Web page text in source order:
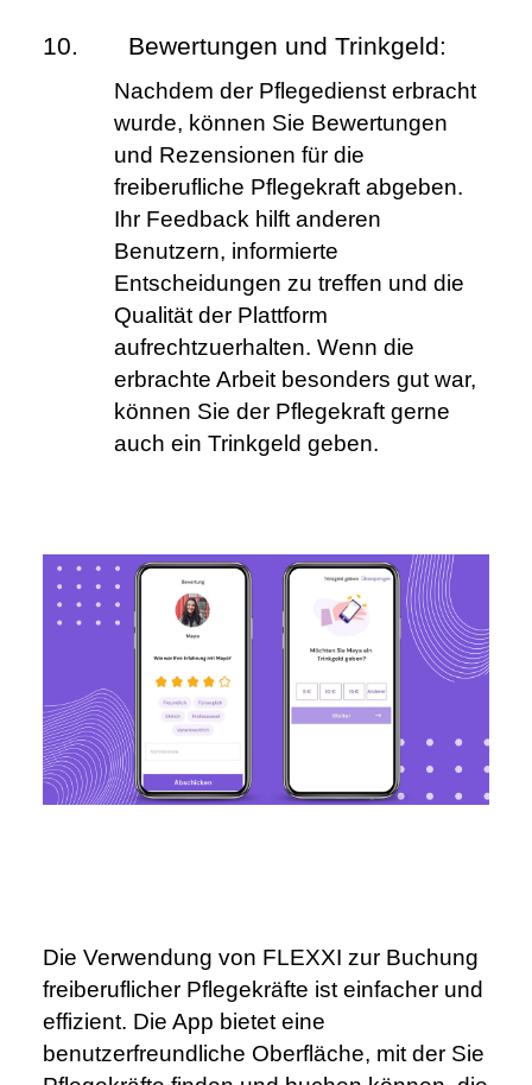
Bewertungen und Trinkgeld:
Nachdem der Pflegedienst erbracht
wurde, können Sie Bewertungen
und Rezensionen für die
freiberufliche Pflegekraft abgeben.
Ihr Feedback hilft anderen
Benutzern, informierte
Entscheidungen zu treffen und die
Qualität der Plattform
aufrechtzuerhalten. Wenn die
erbrachte Arbeit besonders gut war,
können Sie der Pflegekraft gerne
auch ein Trinkgeld geben.
Die Verwendung von FLEXXI zur Buchung
freiberuflicher Pflegekräfte ist einfacher und
effizient. Die App bietet eine
benutzerfreundliche Oberfläche, mit der Sie